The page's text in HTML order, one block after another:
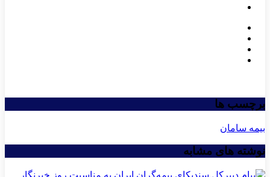
برچسب ها
بیمه سامان
نوشته های مشابه